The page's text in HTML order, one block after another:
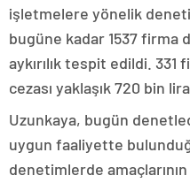
işletmelere yönelik
bugüne kadar 1537 firma
aykırılık tespit edildi.
cezası yaklaşık 720 bin
Uzunkaya, bugün
uygun faaliyette
denetimlerde